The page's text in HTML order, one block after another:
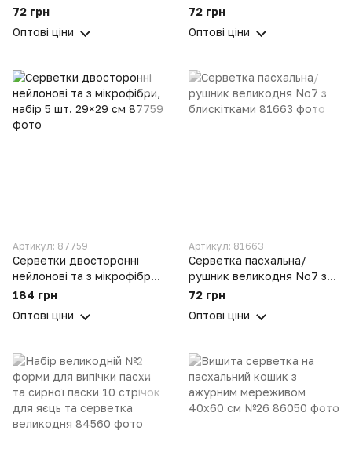
блискітками
72 грн
Оптові ціни
блискітками
72 грн
Оптові ціни
Артикул: 87759
Серветки двосторонні
нейлонові та з мікрофібри,
набір 5 шт. 29×29 см
184 грн
Оптові ціни
Артикул: 81663
Серветка пасхальна/
рушник великодня No7 з
блискітками
72 грн
Оптові ціни